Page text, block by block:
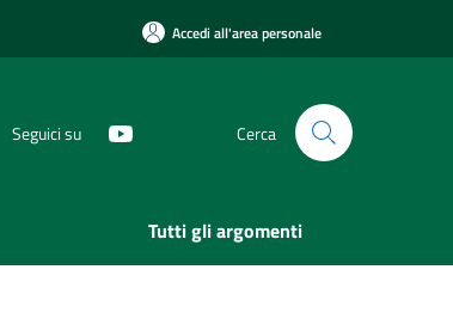
Accedi all'area personale
Seguici su Cerca
Tutti gli argomenti